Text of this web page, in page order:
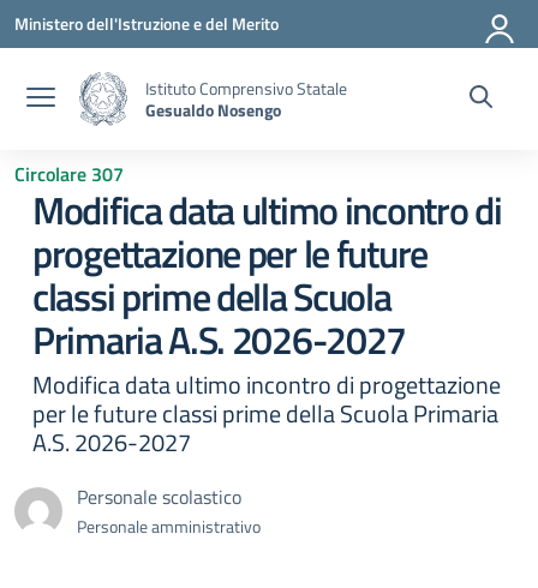
Vai ai contenuti
Vai al menu di navigazione
Vai al footer
Ministero dell'Istruzione e del Merito
Istituto Comprensivo Statale
Gesualdo Nosengo
Circolare 307
Modifica data ultimo incontro di
progettazione per le future
classi prime della Scuola
Primaria A.S. 2026-2027
Modifica data ultimo incontro di progettazione
per le future classi prime della Scuola Primaria
A.S. 2026-2027
Personale scolastico
Personale amministrativo